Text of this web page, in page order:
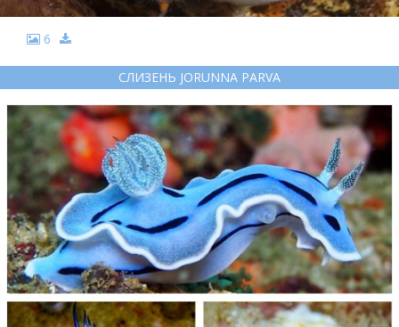
6
СЛИЗЕНЬ JORUNNA PARVA